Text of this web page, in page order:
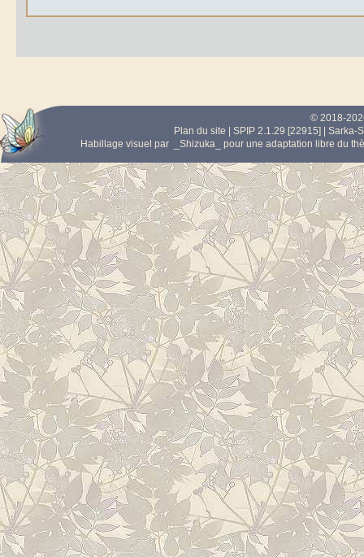
© 2018-
Plan du site
SPIP 2.1.29 [22915]
Sarka-
Habillage visuel par
_Shizuka_ pour une adaptation libre du